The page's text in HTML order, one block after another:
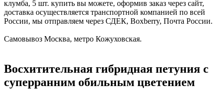
клумба, 5 шт. купить вы можете, оформив заказ через сайт,
доставка осуществляется транспортной компанией по всей
России, мы отправляем через СДЕК, Boxberry, Почта России.
Самовывоз Москва, метро Кожуховская.
Восхитительная гибридная петуния с
суперранним обильным цветением